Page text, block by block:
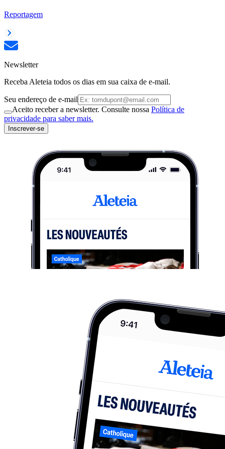
Reportagem
Newsletter
Receba Aleteia todos os dias em sua caixa de e-mail.
Seu endereço de e-mail
Aceito receber a newsletter. Consulte nossa Política de
privacidade para saber mais.
Inscrever-se